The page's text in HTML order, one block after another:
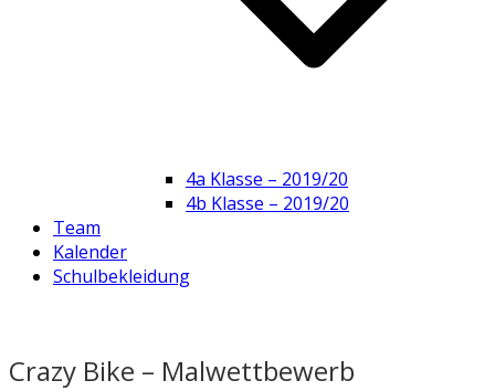
4a Klasse – 2019/20
4b Klasse – 2019/20
Team
Kalender
Schulbekleidung
Crazy Bike – Malwettbewerb